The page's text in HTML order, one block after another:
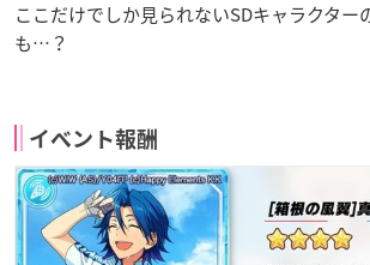
ここだけでしか見られないSDキャラクター
も…？
イベント報酬